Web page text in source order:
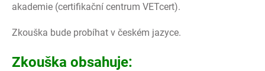
akademie (certifikační centrum VETcert).
Zkouška bude probíhat v českém jazyce.
Zkouška obsahuje: